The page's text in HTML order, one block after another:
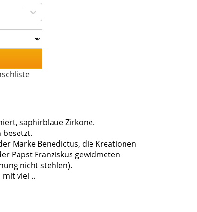
saphirblaue Zirkone.
besetzt.
Marke Benedictus, die Kreationen
Papst Franziskus gewidmeten
nicht stehlen).
viel ...